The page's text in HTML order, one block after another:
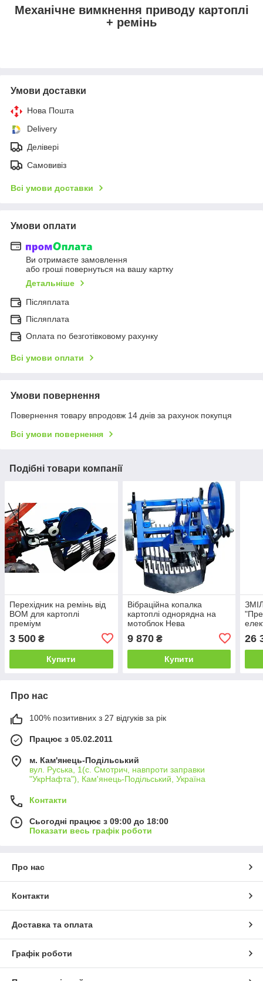
Механічне вимкнення приводу картоплі
+ ремінь
Умови доставки
Нова Пошта
Delivery
Делівері
Самовивіз
Всі умови доставки
Умови оплати
Ви отримаєте замовлення
або гроші повернуться на вашу картку
Детальніше
Післяплата
Післяплата
Оплата по безготівковому рахунку
Всі умови оплати
Умови повернення
Повернення товару впродовж 14 днів за рахунок покупця
Всі умови повернення
Подібні товари компанії
Перехідник на ремінь від
ВОМ для картоплі
преміум
3 500 ₴
Купити
Вібраційна копалка
картоплі однорядна на
мотоблок Нева
Преміум
9 870₴
Купити
26
Про нас
100% позитивних з 27 відгуків за рік
Працює з 05.02.2011
м. Кам'янець-Подільський
вул. Руська, 1(с. Смотрич, навпроти заправки
"УкрНафта"), Кам'янець-Подільський, Україна
Контакти
Сьогодні працює з 09:00 до 18:00
Показати весь графік роботи
Про нас
Контакти
Доставка та оплата
Графік роботи